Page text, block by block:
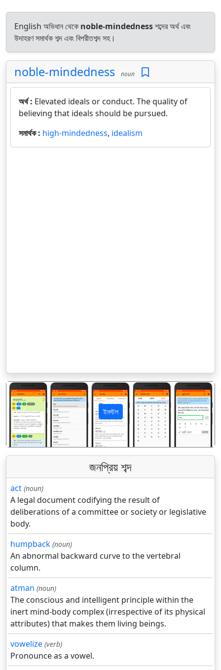
English অভিধান থেকে noble-mindednessশব্দের অর্থ এবং
উদাহরণ সমার্থক শব্দ এবং বিপরীতশব্দ সহ।
noble-mindedness noun
অর্থ : Elevated ideals or conduct. The quality of
believing that ideals should be pursued.
সমার্থক : high-mindedness, idealism
ইনস্টল
पिछला अगला
জনপ্রিয় শব্দ
act (noun)
A legal document codifying the result of
deliberations of a committee or society or legislative
body.
humpback (noun)
An abnormal backward curve to the vertebral
column.
atman (noun)
The conscious and intelligent principle within the
inert mind-body complex (irrespective of its physical
attributes) that makes them living beings.
vowelize (verb)
Pronounce as a vowel.